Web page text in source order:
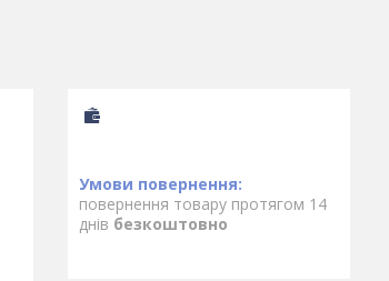
повернення товару протягом 14
днів безкоштовно